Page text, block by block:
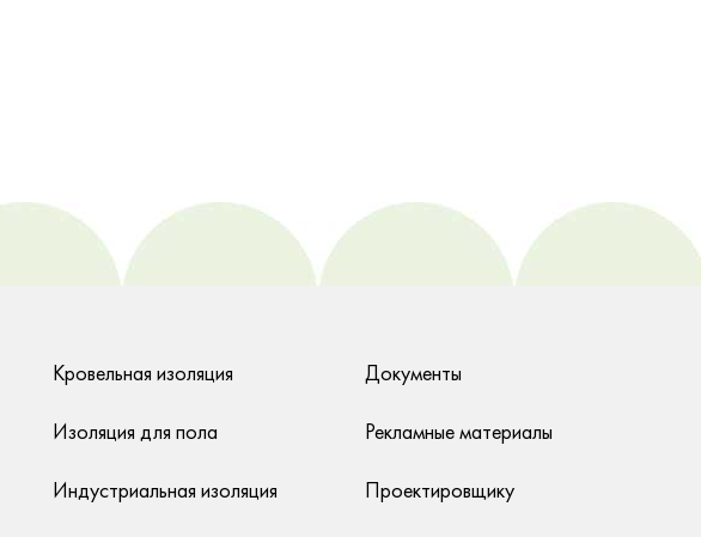
Кровельная изоляция Документы
Изоляция для пола Рекламные материалы
Индустриальная изоляция Проектировщику